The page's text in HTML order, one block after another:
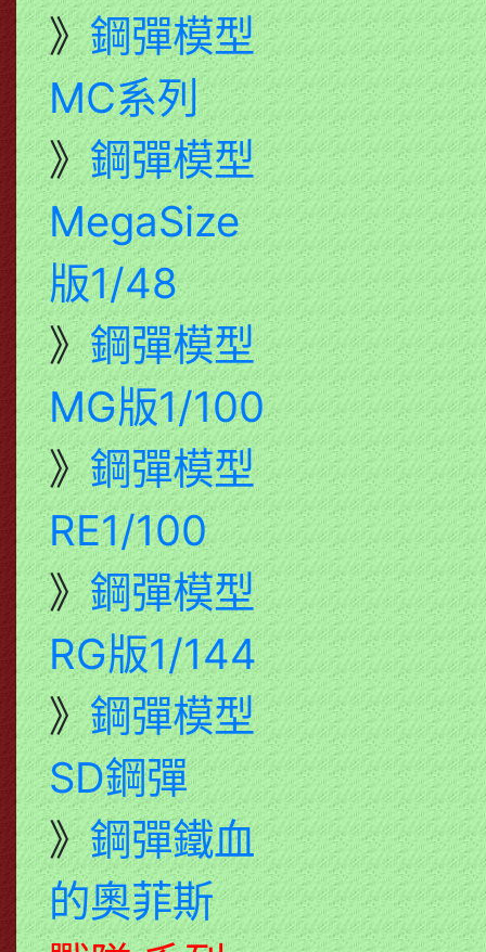
》鋼彈模型
MC系列
》鋼彈模型
MegaSize
版1/48
》鋼彈模型
MG版1/100
》鋼彈模型
RE1/100
》鋼彈模型
RG版1/144
》鋼彈模型
SD鋼彈
》鋼彈鐵血
的奧菲斯